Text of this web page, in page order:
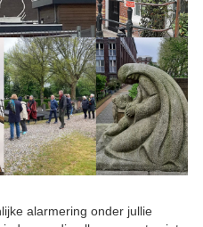
alarmering onder jullie